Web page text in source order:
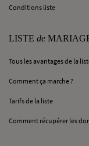
Conditions liste
LISTE de
Tous les avantages de la
Comment ça marche ?
Tarifs de la liste
Comment récupérer les